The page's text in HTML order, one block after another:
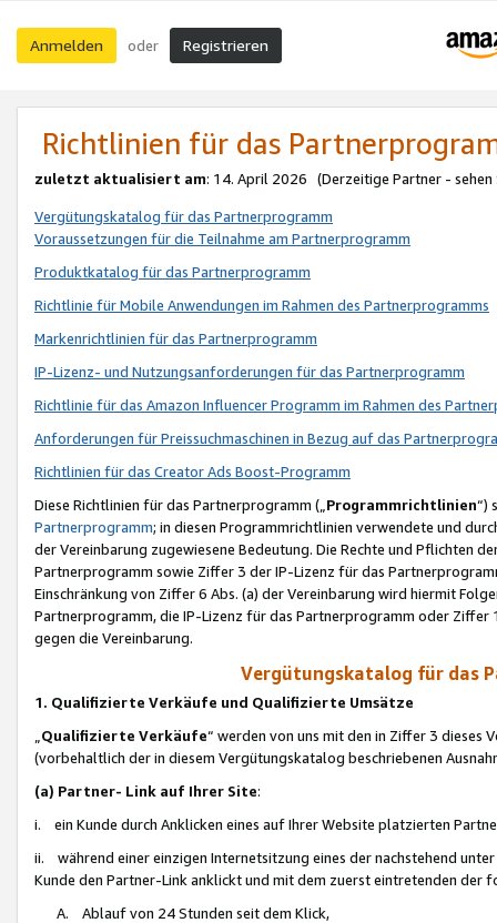
Anmelden oder Registrieren
Richtlinien für das
zuletzt aktualisiert am: 14. April 2026 (Derzeitige Partner - sehen
Vergütungskatalog für das Partnerprogramm
Voraussetzungen für die Teilnahme am Partnerprogramm
Produktkatalog für das Partnerprogramm
Richtlinie für Mobile Anwendungen im Rahmen des Partnerprogramms
Markenrichtlinien für das Partnerprogramm
IP-Lizenz- und Nutzungsanforderungen für das Partnerprogramm
Richtlinie für das Amazon Influencer Programm im Rahmen des
Anforderungen für Preissuchmaschinen in Bezug auf das
Richtlinien für das Creator Ads Boost-Programm
Diese Richtlinien für das Partnerprogramm („Programmrichtlinien“)
Partnerprogramm; in diesen Programmrichtlinien verwendete und
der Vereinbarung zugewiesene Bedeutung. Die Rechte und Pflichten
Partnerprogramm sowie Ziffer 3 der IP-Lizenz für das
Einschränkung von Ziffer 6 Abs. (a) der Vereinbarung wird hiermit
Partnerprogramm, die IP-Lizenz für das Partnerprogramm oder
gegen die Vereinbarung.
Vergütungskatalog für das
1. Qualifizierte Verkäufe und Qualifizierte Umsätze
Qualifizierte Verkäufe“ werden von uns mit den in Ziffer 3
(vorbehaltlich der in diesem Vergütungskatalog beschriebenen
(a) Partner- Link auf Ihrer Site:
i. ein Kunde durch Anklicken eines auf Ihrer Website platzierten
ii. während einer einzigen Internetsitzung eines der nachstehend
Kunde den Partner-Link anklickt und mit dem zuerst eintretenden der
A. Ablauf von 24 Stunden seit dem Klick,